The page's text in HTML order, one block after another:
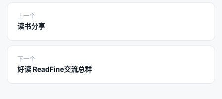
上一个
读书分享
下一个
好读 ReadFine交流总群